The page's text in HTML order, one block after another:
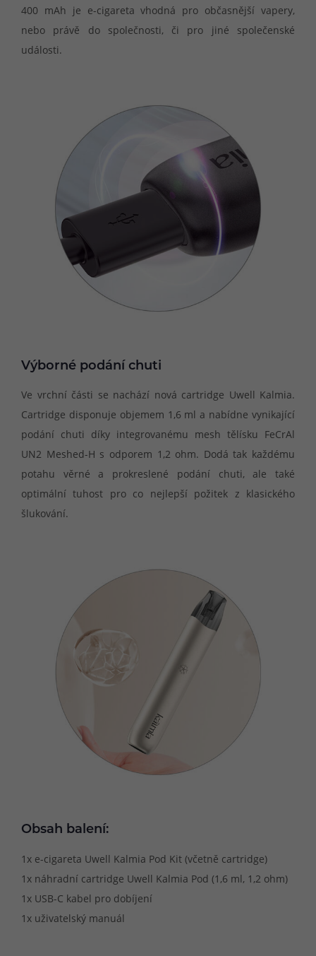
400 mAh je e-cigareta vhodná pro občasnější vapery,
nebo právě do společnosti, či pro jiné společenské
události.
Výborné podání chuti
Ve vrchní části se nachází nová cartridge Uwell Kalmia.
Cartridge disponuje objemem 1,6 ml a nabídne vynikající
podání chuti díky integrovanému mesh tělísku FeCrAl
UN2 Meshed-H s odporem 1,2 ohm. Dodá tak každému
potahu věrné a prokreslené podání chuti, ale také
optimální tuhost pro co nejlepší požitek z klasického
šlukování.
Obsah balení:
1x e-cigareta Uwell Kalmia Pod Kit (včetně cartridge)
1x náhradní cartridge Uwell Kalmia Pod (1,6 ml, 1,2 ohm)
1x USB-C kabel pro dobíjení
1x uživatelský manuál